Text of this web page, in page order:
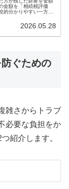
金額を「相続税評価
的分かりやすい一方
2026.05.28
ぐための
雑さからトラブ
必要な負担をか
紹介します。